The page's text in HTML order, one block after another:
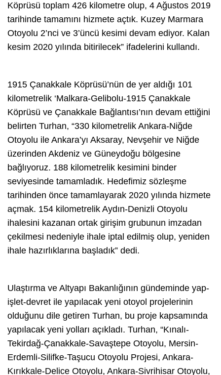
Köprüsü toplam 426 kilometre olup, 4 Ağustos 2019
tarihinde tamamını hizmete açtık. Kuzey Marmara
Otoyolu 2’nci ve 3’üncü kesimi devam ediyor. Kalan
kesim 2020 yılında bitirilecek” ifadelerini kullandı.
1915 Çanakkale Köprüsü’nün de yer aldığı 101
kilometrelik ‘Malkara-Gelibolu-1915 Çanakkale
Köprüsü ve Çanakkale Bağlantısı’nın devam ettiğini
belirten Turhan, “330 kilometrelik Ankara-Niğde
Otoyolu ile Ankara’yı Aksaray, Nevşehir ve Niğde
üzerinden Akdeniz ve Güneydoğu bölgesine
bağlıyoruz. 188 kilometrelik kesimini binder
seviyesinde tamamladık. Hedefimiz sözleşme
tarihinden önce tamamlayarak 2020 yılında hizmete
açmak. 154 kilometrelik Aydın-Denizli Otoyolu
ihalesini kazanan ortak girişim grubunun imzadan
çekilmesi nedeniyle ihale iptal edilmiş olup, yeniden
ihale hazırlıklarına başladık” dedi.
Ulaştırma ve Altyapı Bakanlığının gündeminde yap-
işlet-devret ile yapılacak yeni otoyol projelerinin
olduğunu dile getiren Turhan, bu proje kapsamında
yapılacak yeni yolları açıkladı. Turhan, “Kınalı-
Tekirdağ-Çanakkale-Savaştepe Otoyolu, Mersin-
Erdemli-Silifke-Taşucu Otoyolu Projesi, Ankara-
Kırıkkale-Delice Otoyolu, Ankara-Sivrihisar Otoyolu,